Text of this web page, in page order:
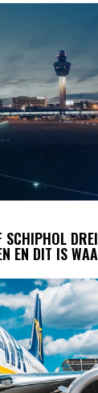
SCHIPHOL
EN DIT IS